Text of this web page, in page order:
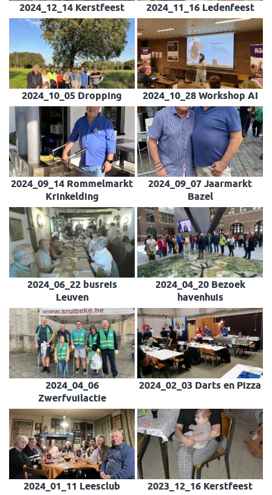
2024_12_14 Kerstfeest 2024_11_16 Ledenfeest
2024_10_05 Dropping 2024_10_28 Workshop AI
2024_09_14 Rommelmarkt
Krinkelding
2024_09_07 Jaarmarkt
Bazel
2024_06_22 busreis
Leuven
2024_04_20 Bezoek
havenhuis
2024_04_06
Zwerfvuilactie
2024_02_03 Darts en Pizza
2024_01_11 Leesclub 2023_12_16 Kerstfeest